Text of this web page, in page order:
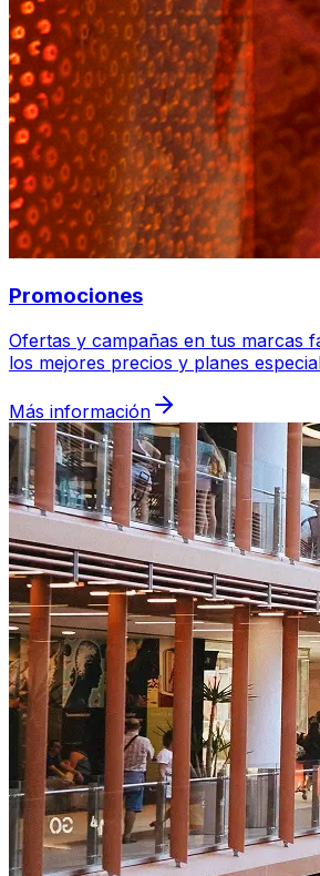
Promociones
Ofertas y campañas en tus marcas
los mejores precios y planes
Más información